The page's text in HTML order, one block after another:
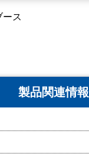
ース
製品関連情報